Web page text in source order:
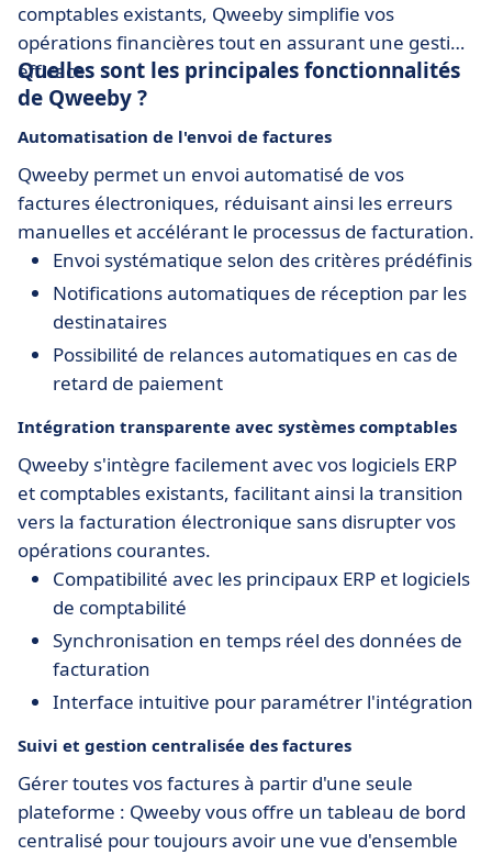
comptables existants, Qweeby simplifie vos
opérations financières tout en assurant une gestion
efficace.
Quelles sont les principales fonctionnalités
de Qweeby ?
Automatisation de l'envoi de factures
Qweeby permet un envoi automatisé de vos
factures électroniques, réduisant ainsi les erreurs
manuelles et accélérant le processus de facturation.
Envoi systématique selon des critères prédéfinis
Notifications automatiques de réception par les
destinataires
Possibilité de relances automatiques en cas de
retard de paiement
Intégration transparente avec systèmes comptables
Qweeby s'intègre facilement avec vos logiciels ERP
et comptables existants, facilitant ainsi la transition
vers la facturation électronique sans disrupter vos
opérations courantes.
Compatibilité avec les principaux ERP et logiciels
de comptabilité
Synchronisation en temps réel des données de
facturation
Interface intuitive pour paramétrer l'intégration
Suivi et gestion centralisée des factures
Gérer toutes vos factures à partir d'une seule
plateforme : Qweeby vous offre un tableau de bord
centralisé pour toujours avoir une vue d'ensemble